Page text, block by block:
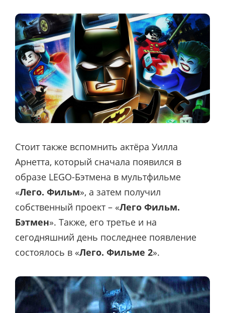
Стоит также вспомнить актёра Уилла
Арнетта, который сначала появился в
образе LEGO-Бэтмена в мультфильме
«Лего. Фильм», а затем получил
собственный проект – «Лего Фильм.
Бэтмен». Также, его третье и на
сегодняшний день последнее появление
состоялось в «Лего. Фильме 2».